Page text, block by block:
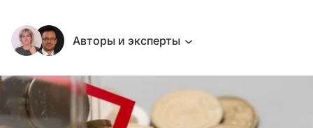
Авторы и эксперты